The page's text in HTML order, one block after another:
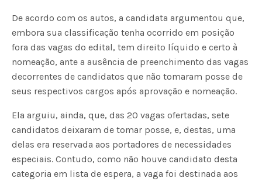
De acordo com os autos, a candidata argumentou que,
embora sua classificação tenha ocorrido em posição
fora das vagas do edital, tem direito líquido e certo à
nomeação, ante a ausência de preenchimento das vagas
decorrentes de candidatos que não tomaram posse de
seus respectivos cargos após aprovação e nomeação.
Ela arguiu, ainda, que, das 20 vagas ofertadas, sete
candidatos deixaram de tomar posse, e, destas, uma
delas era reservada aos portadores de necessidades
especiais. Contudo, como não houve candidato desta
categoria em lista de espera, a vaga foi destinada aos